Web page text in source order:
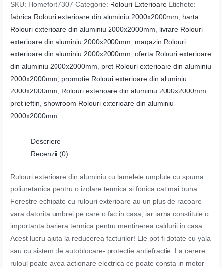
SKU: Homefort7307 Categorie: Rolouri Exterioare Etichete:
fabrica Rolouri exterioare din aluminiu 2000x2000mm
harta
Rolouri exterioare din aluminiu 2000x2000mm
livrare Rolouri
exterioare din aluminiu 2000x2000mm
magazin Rolouri
exterioare din aluminiu 2000x2000mm ,oferta Rolouri exterioare
din aluminiu 2000x2000mm
pret Rolouri exterioare din aluminiu
2000x2000mm
promotie Rolouri exterioare din aluminiu
2000x2000mm
Rolouri exterioare din aluminiu 2000x2000mm
pret ieftin ,showroom Rolouri exterioare din aluminiu
2000x2000mm
Descriere
Recenzii (0)
Rulouri exterioare din aluminiu cu lamelele umplute cu spuma
poliuretanica pentru o izolare termica si fonica cat mai buna.
Ferestre echipate cu rulouri exterioare au un plus de racoare
vara datorita umbrei pe care o fac in casa, iar iarna constituie o
importanta bariera termica pentru mentinerea caldurii in casa.
Acest lucru ajuta la reducerea facturilor! Ele pot fi dotate cu yala
sau cu sistem de autoblocare- protectie antiefractie. La cerere
ruloul poate avea actionare electrica ce poate consta in motor